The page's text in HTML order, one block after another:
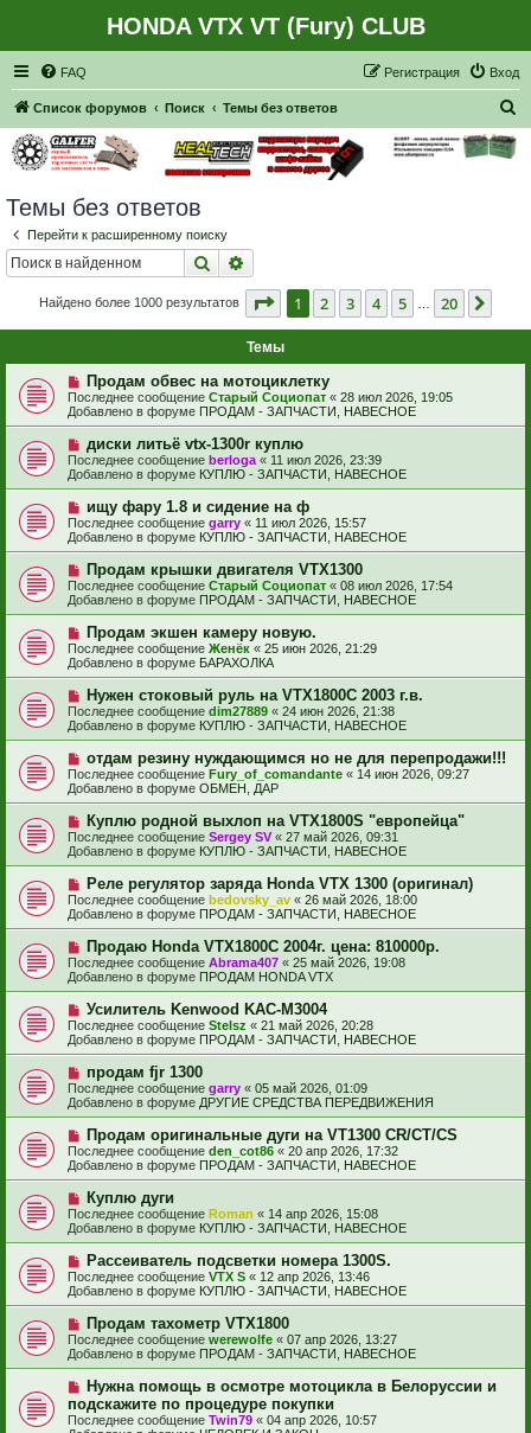
HONDA VTX VT (Fury) CLUB
FAQ Вход
Регистрация
Список форумов Поиск Темы без ответов
Темы без ответов
Перейти к расширенному поиску
Поиск
Найдено более 1000 результатов Страница из 20
1 2 3 4 5 20
Темы
Н
о
в
о
с
о
о
б
щ
е
н
и
е
Продам обвес на мотоциклетку
Последнее сообщение Старый Социопат « 28 июл 2026, 19:05
Добавлено в форуме ПРОДАМ - ЗАПЧАСТИ, НАВЕСНОЕ
Н
о
в
о
с
о
о
б
щ
е
н
и
е
диски литьё vtx-1300r куплю
Последнее сообщение berloga « 11 июл 2026, 23:39
Добавлено в форуме КУПЛЮ - ЗАПЧАСТИ, НАВЕСНОЕ
Н
о
в
о
е
с
о
о
б
щ
е
н
и
е
ищу фару 1.8 и сидение на ф
Последнее сообщение garry « 11 июл 2026, 15:57
Добавлено в форуме КУПЛЮ - ЗАПЧАСТИ, НАВЕСНОЕ
Н
о
в
о
е
с
о
о
б
щ
е
н
и
Продам крышки двигателя VTX1300
Последнее сообщение Старый Социопат « 08 июл 2026, 17:54
Добавлено в форуме ПРОДАМ - ЗАПЧАСТИ, НАВЕСНОЕ
Н
о
в
о
е
с
о
о
б
щ
е
н
и
е
Продам экшен камеру новую.
Последнее сообщение Женёк « 25 июн 2026, 21:29
Добавлено в форуме БАРАХОЛКА
Н
о
в
о
с
о
о
б
щ
е
н
и
е
Нужен стоковый руль на VTX1800C 2003 г.в.
Последнее сообщение dim27889 « 24 июн 2026, 21:38
Добавлено в форуме КУПЛЮ - ЗАПЧАСТИ, НАВЕСНОЕ
Н
о
в
о
е
с
о
о
б
щ
е
н
и
е
отдам резину нуждающимся но не для перепродажи!!!
Последнее сообщение Fury_of_comandante « 14 июн 2026, 09:27
Добавлено в форуме ОБМЕН, ДАР
Н
о
в
о
е
с
о
о
б
щ
е
н
и
е
Куплю родной выхлоп на VTX1800S "европейца"
Последнее сообщение Sergey SV « 27 май 2026, 09:31
Добавлено в форуме КУПЛЮ - ЗАПЧАСТИ, НАВЕСНОЕ
Н
о
в
о
е
с
о
о
б
щ
е
н
и
Реле регулятор заряда Honda VTX 1300 (оригинал)
Последнее сообщение bedovsky_av « 26 май 2026, 18:00
Добавлено в форуме ПРОДАМ - ЗАПЧАСТИ, НАВЕСНОЕ
Н
о
в
о
е
с
о
о
б
щ
е
н
и
е
Продаю Honda VTX1800С 2004г. цена: 810000р.
Последнее сообщение Abrama407 « 25 май 2026, 19:08
Добавлено в форуме ПРОДАМ HONDA VTX
Н
о
в
о
с
о
о
б
щ
е
н
и
е
Усилитель Kenwood KAC-M3004
Последнее сообщение Stelsz « 21 май 2026, 20:28
Добавлено в форуме ПРОДАМ - ЗАПЧАСТИ, НАВЕСНОЕ
Н
о
в
о
е
с
о
о
б
щ
е
н
и
е
продам fjr 1300
Последнее сообщение garry « 05 май 2026, 01:09
Добавлено в форуме ДРУГИЕ СРЕДСТВА ПЕРЕДВИЖЕНИЯ
Н
о
в
о
е
с
о
о
б
щ
е
н
и
е
Продам оригинальные дуги на VT1300 CR/CT/CS
Последнее сообщение den_cot86 « 20 апр 2026, 17:32
Добавлено в форуме ПРОДАМ - ЗАПЧАСТИ, НАВЕСНОЕ
Н
о
в
о
е
с
о
о
б
щ
е
н
и
е
Куплю дуги
Последнее сообщение Roman « 14 апр 2026, 15:08
Добавлено в форуме КУПЛЮ - ЗАПЧАСТИ, НАВЕСНОЕ
Н
о
в
о
е
с
о
о
б
щ
е
н
и
Рассеиватель подсветки номера 1300S.
Последнее сообщение VTX S « 12 апр 2026, 13:46
Добавлено в форуме КУПЛЮ - ЗАПЧАСТИ, НАВЕСНОЕ
Н
о
в
о
е
с
о
о
Продам тахометр VTX1800
Последнее сообщение werewolfe « 07 апр 2026, 13:27
Добавлено в форуме ПРОДАМ - ЗАПЧАСТИ, НАВЕСНОЕ
Н
в
о
Нужна помощь в осмотре мотоцикла в Белоруссии и
подскажите по процедуре покупки
Последнее сообщение Twin79 « 04 апр 2026, 10:57